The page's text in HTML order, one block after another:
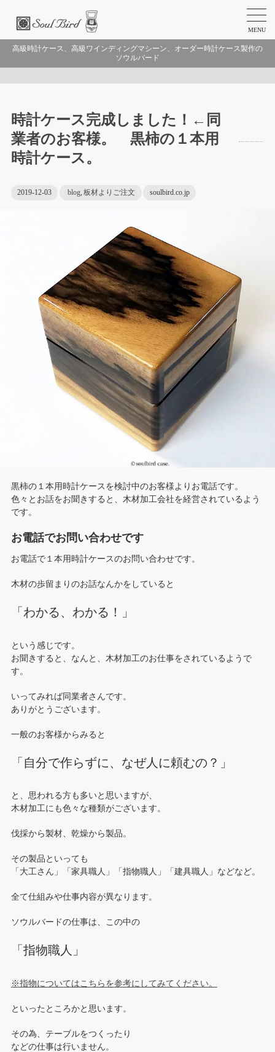
MENU
高級時計ケース、高級ワインディングマシーン、オーダー時計ケース製作の
ソウルバード
時計ケース完成しました！←同
業者のお客様。 黒柿の１本用
時計ケース。
2019-12-03 blog, 板材よりご注文 soulbird.co.jp
黒柿の１本用時計ケースを検討中のお客様よりお電話です。
色々とお話をお聞きすると、木材加工会社を経営されているよう
です。
お電話でお問い合わせです
お電話で１本用時計ケースのお問い合わせです。
木材の歩留まりのお話なんかをしていると
「わかる、わかる！」
という感じです。
お聞きすると、なんと、木材加工のお仕事をされているようで
す。
いってみれば同業者さんです。
ありがとうございます。
一般のお客様からみると
「自分で作らずに、なぜ人に頼むの？」
と、思われる方も多いと思いますが、
木材加工にも色々な種類がございます。
伐採から製材、乾燥から製品。
その製品といっても
「大工さん」「家具職人」「指物職人」「建具職人」などなど。
全て仕組みや仕事内容が異なります。
ソウルバードの仕事は、この中の
「指物職人」
※指物についてはこちらを参考にしてみてください。
といったところかと思います。
その為、テーブルをつくったり
などの仕事は行いません。